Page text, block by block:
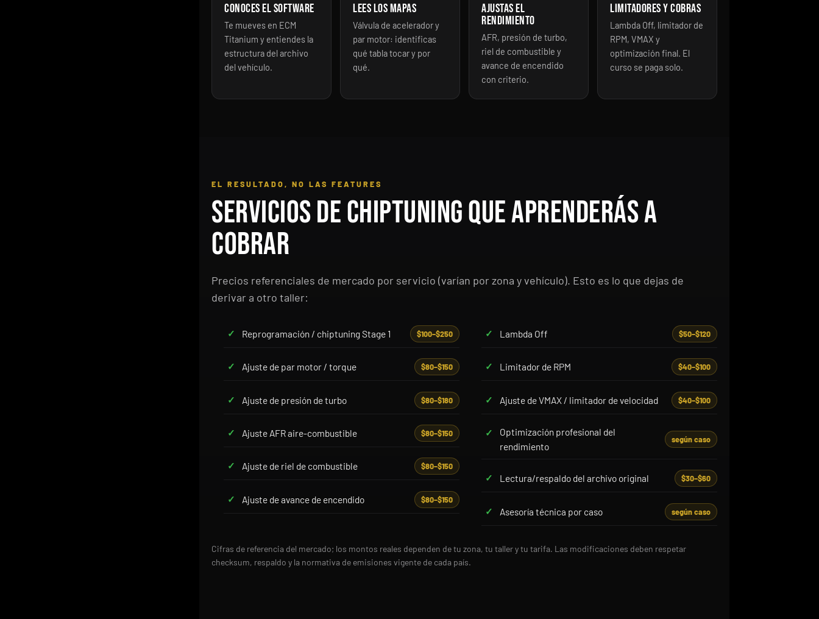
Conoces el software
Te mueves en ECM
Titanium y entiendes la
estructura del archivo
del vehículo.
Lees los mapas
Válvula de acelerador y
par motor: identificas
qué tabla tocar y por
qué.
Ajustas el
rendimiento
AFR, presión de turbo,
riel de combustible y
avance de encendido
con criterio.
Limitadores y cobras
Lambda Off, limitador de
RPM, VMAX y
optimización final. El
curso se paga solo.
EL RESULTADO, NO LAS FEATURES
Servicios de chiptuning que aprenderás a
cobrar
Precios referenciales de mercado por servicio (varían por zona y vehículo). Esto es lo que dejas de
derivar a otro taller:
Reprogramación / chiptuning Stage 1 $100–$250
Ajuste de par motor / torque $80–$150
Ajuste de presión de turbo $80–$180
Ajuste AFR aire-combustible $80–$150
Ajuste de riel de combustible $80–$150
Ajuste de avance de encendido $80–$150
Lambda Off $50–$120
Limitador de RPM $40–$100
Ajuste de VMAX / limitador de velocidad $40–$100
Optimización profesional del
rendimiento
según caso
Lectura/respaldo del archivo original $30–$60
Asesoría técnica por caso según caso
Cifras de referencia del mercado; los montos reales dependen de tu zona, tu taller y tu tarifa. Las modificaciones deben respetar
checksum, respaldo y la normativa de emisiones vigente de cada país.